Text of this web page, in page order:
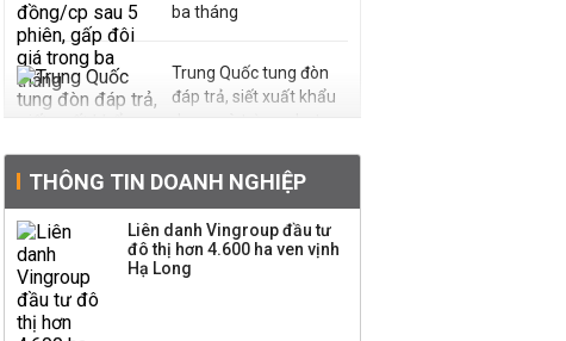
ba tháng
Trung Quốc tung đòn
đáp trả, siết xuất khẩu
drone và trừng phạt
Hoá chất Đức Giang
công bố hai ứng viên
HĐQT, cổ phiếu DGC
tăng trần
THÔNG TIN DOANH NGHIỆP
Liên danh Vingroup đầu tư
đô thị hơn 4.600 ha ven vịnh
Hạ Long